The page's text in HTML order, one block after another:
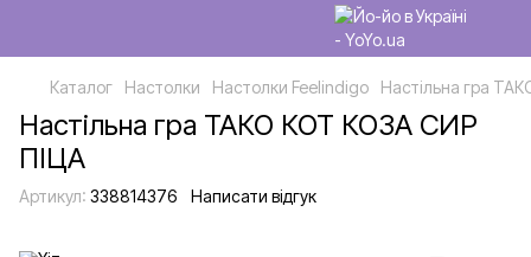
Каталог Настолки Настолки Feelindigo Настільна гра
Настільна гра ТАКО КОТ КОЗА СИР
ПІЦА
Артикул: 338814376 Написати відгук